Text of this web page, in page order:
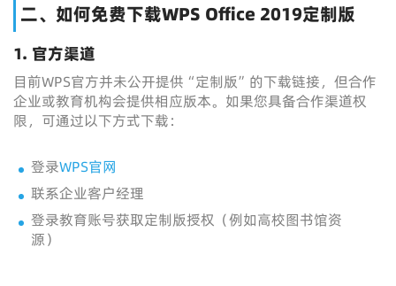
二、如何免费下载WPS Office 2019定制版
1. 官方渠道
目前WPS官方并未公开提供“定制版”的下载链接，但合作
企业或教育机构会提供相应版本。如果您具备合作渠道权
限，可通过以下方式下载：
登录WPS官网
联系企业客户经理
登录教育账号获取定制版授权（例如高校图书馆资
源）